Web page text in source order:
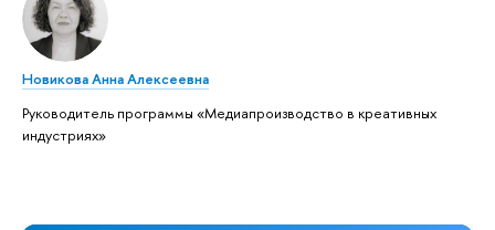
Новикова Анна Алексеевна
Руководитель программы «Медиапроизводство в креативных
индустриях»